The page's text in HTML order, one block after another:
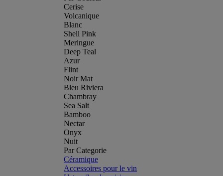
Cerise
Volcanique
Blanc
Shell Pink
Meringue
Deep Teal
Azur
Flint
Noir Mat
Bleu Riviera
Chambray
Sea Salt
Bamboo
Nectar
Onyx
Nuit
Par Categorie
Céramique
Accessoires pour le vin